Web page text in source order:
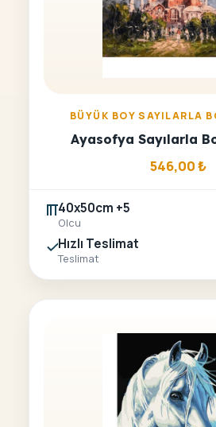
BÜYÜK BOY SAYILARLA
Ayasofya Sayılarla
546,00₺
40x50cm +5
Olcu
Hızlı Teslimat
Teslimat